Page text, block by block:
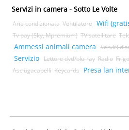
Servizi in camera - Sotto Le Volte
Aria condizionata Ventilatore Wifi
Tv pay (Sky, Mpremium) TV satellitare
Ammessi animali camera Servizi
Servizio Lettore dvd/blu-ray Radio
Asciugacapelli Keycards Presa lan